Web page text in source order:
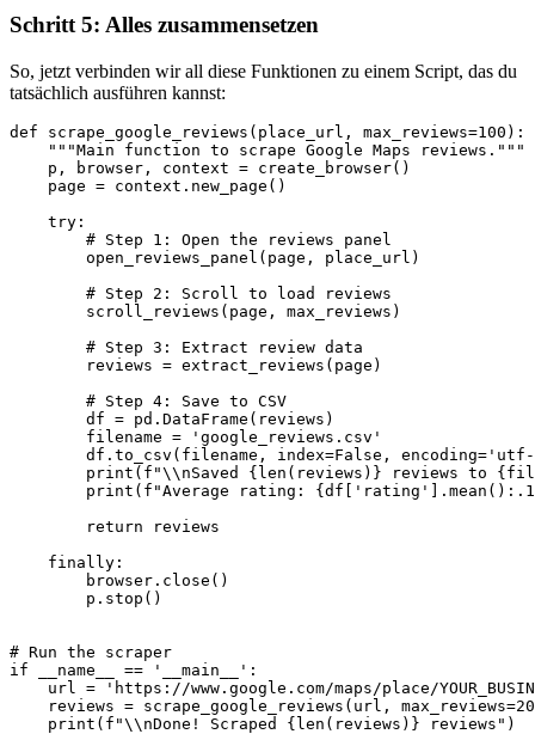
Schritt 5: Alles zusammensetzen
So, jetzt verbinden wir all diese Funktionen zu einem Script, das du
tatsächlich ausführen kannst:
def scrape_google_reviews(place_url, max_reviews=100):
    """Main function to scrape Google Maps reviews."""
    p, browser, context = create_browser()
    page = context.new_page()
    try:
        # Step 1: Open the reviews panel
        open_reviews_panel(page, place_url)
        # Step 2: Scroll to load reviews
        scroll_reviews(page, max_reviews)
        # Step 3: Extract review data
        reviews = extract_reviews(page)
        # Step 4: Save to CSV
        df = pd.DataFrame(reviews)
        filename = 'google_reviews.csv'
df.to_csv(filename, index=False,
print(f"\\nSaved {len(reviews)} reviews to
print(f"Average rating:
        return reviews
    finally:
        browser.close()
        p.stop()
# Run the scraper
if __name__ == '__main__':
url = 'https://www.google.com/maps/place/
reviews = scrape_google_reviews(url,
    print(f"\\nDone! Scraped {len(reviews)} reviews")